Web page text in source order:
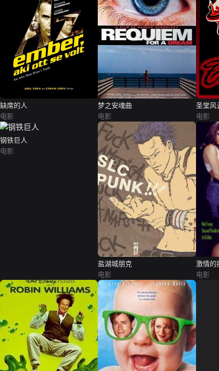
缺席的人
电影
梦之安魂曲
电影
圣堂风
电影
钢铁巨人
电影
盐湖城朋克
电影
激情的
电影